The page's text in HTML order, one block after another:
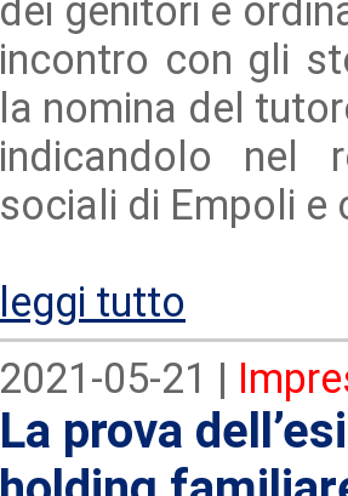
dei genitori e
incontro con gli
la nomina del
indicandolo nel
sociali di Empoli e
leggi tutto
2021-05-21 |
La prova